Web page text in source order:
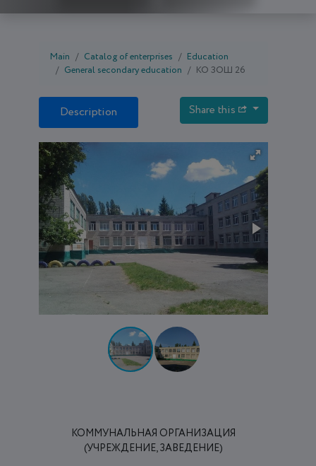
Main Catalog of enterprises
Education
General secondary education
КО ЗОШ 26
Description Share this
КОММУНАЛЬНАЯ ОРГАНИЗАЦИЯ
(УЧРЕЖДЕНИЕ, ЗАВЕДЕНИЕ)